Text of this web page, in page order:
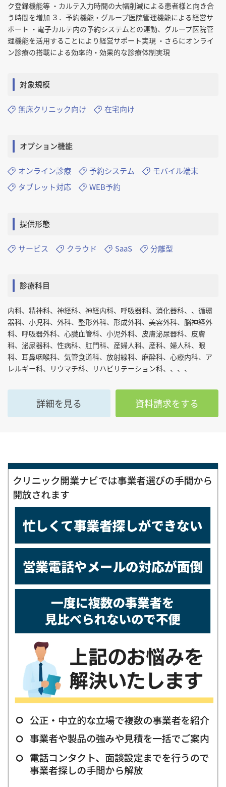
ク登録機能等 ・カルテ入力時間の大幅削減による患者様と向き合
う時間を増加 ３．予約機能・グループ医院管理機能による経営サ
ポート ・電子カルテ内の予約システムとの連動、グループ医院管
理機能を活用することにより経営サポート実現 ・さらにオンライ
ン診療の搭載による効率的・効果的な診療体制実現
対象規模
無床クリニック向け 在宅向け
オプション機能
オンライン診療 予約システム
モバイル端末
タブレット対応
WEB予約
提供形態
サービス クラウド SaaS 分離型
診療科目
内科、精神科、神経科、神経内科、呼吸器科、消化器科、、循環
器科、小児科、外科、整形外科、形成外科、美容外科、脳神経外
科、呼吸器外科、心臓血管科、小児外科、皮膚泌尿器科、皮膚
科、泌尿器科、性病科、肛門科、産婦人科、産科、婦人科、眼
科、耳鼻咽喉科、気管食道科、放射線科、麻酔科、心療内科、ア
レルギー科、リウマチ科、リハビリテーション科、、、、
詳細を見る 資料請求をする